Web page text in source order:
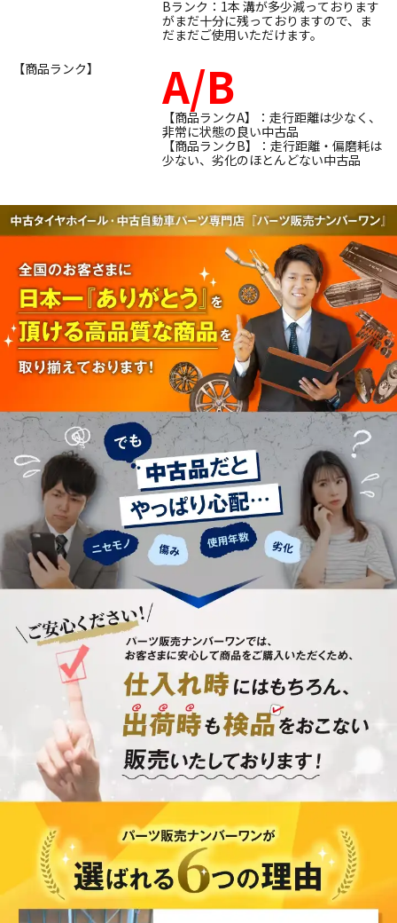
Bランク：1本 溝が多少減っております
がまだ十分に残っておりますので、ま
だまだご使用いただけます。
【商品ランク】
A/B
【商品ランクA】：走行距離は少なく、
非常に状態の良い中古品
【商品ランクB】：走行距離・偏磨耗は
少ない、劣化のほとんどない中古品